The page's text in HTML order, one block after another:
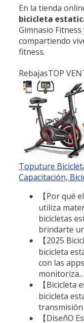
En la tienda
bicicleta
Gimnasio
compartiendo
fitness.
RebajasTOP
Toputure
Capacitación,
【Por qué
utiliza
bicicletas
brindarte
【2025
bicicleta
con las
monitoriza...
【Bicicleta
bicicleta
transmisión
【DiseñO